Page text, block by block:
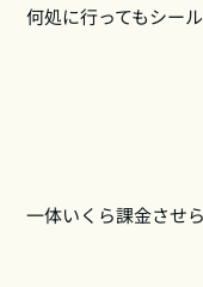
何処に行ってもシー
一体いくら課金させ